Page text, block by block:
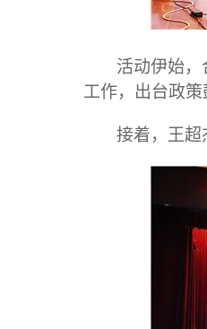
活动伊始
工作，出台政
接着，王超